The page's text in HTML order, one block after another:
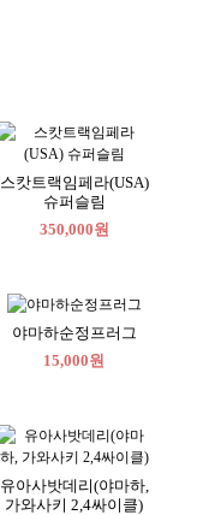
스캇트랙임페라(USA)
슈퍼슬림
350,000원
야마하순정프러그
15,000원
유아사밧데리(야마하,
가와사키 2,4싸이클)